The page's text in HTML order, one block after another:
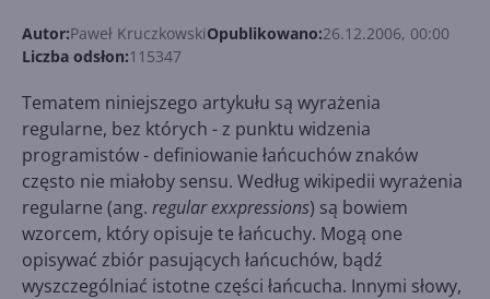
Autor:Paweł KruczkowskiOpublikowano:26.12.2006, 00:00
Liczba odsłon:115347
Tematem niniejszego artykułu są wyrażenia
regularne, bez których - z punktu widzenia
programistów - definiowanie łańcuchów znaków
często nie miałoby sensu. Według wikipedii wyrażenia
regularne (ang. regular exxpressions) są bowiem
wzorcem, który opisuje te łańcuchy. Mogą one
opisywać zbiór pasujących łańcuchów, bądź
wyszczególniać istotne części łańcucha. Innymi słowy,